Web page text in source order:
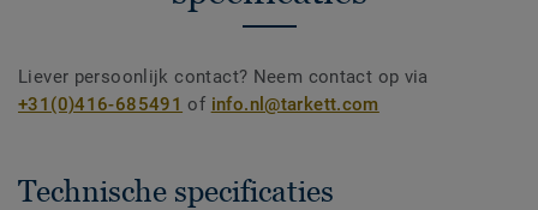
Liever persoonlijk contact? Neem contact op via
+31(0)416-685491 of info.nl@tarkett.com
Technische specificaties